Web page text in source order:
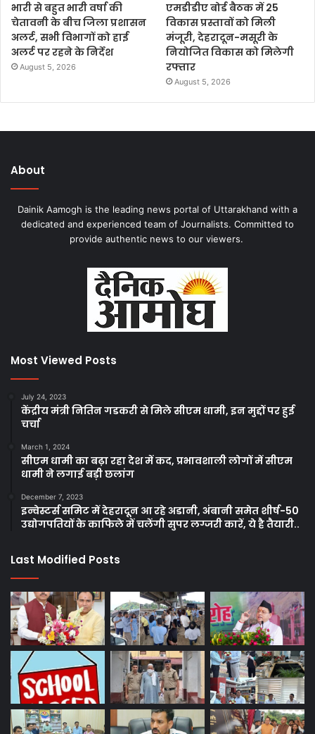
भारी से बहुत भारी वर्षा की
चेतावनी के बीच जिला प्रशासन
अलर्ट, सभी विभागों को हाई
अलर्ट पर रहने के निर्देश
August 5, 2026
एमडीडीए बोर्ड बैठक में 25
विकास प्रस्तावों को मिली
मंजूरी, देहरादून-मसूरी के
नियोजित विकास को मिलेगी
रफ्तार
August 5, 2026
About
Dainik Aamogh is the leading news portal of Uttarakhand with a
dedicated and experienced team of Journalists. Committed to
provide authentic news to our viewers.
Most Viewed Posts
July 24, 2023
केंद्रीय मंत्री नितिन गडकरी से मिले सीएम धामी, इन मुद्दों पर हुई
चर्चा
March 1, 2024
सीएम धामी का बढ़ा रहा देश में कद, प्रभावशाली लोगों में सीएम
धामी ने लगाई बड़ी छलांग
December 7, 2023
इन्वेस्टर्स समिट में देहरादून आ रहे अडानी, अंबानी समेत शीर्ष-50
उद्योगपतियों के काफिले में चलेंगी सुपर लग्जरी कारें, ये है तैयारी..
Last Modified Posts